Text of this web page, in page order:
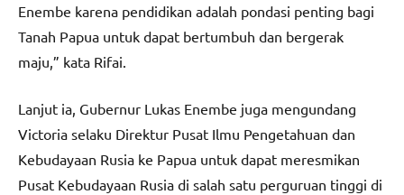
Enembe karena pendidikan adalah pondasi penting bagi
Tanah Papua untuk dapat bertumbuh dan bergerak
maju,” kata Rifai.
Lanjut ia, Gubernur Lukas Enembe juga mengundang
Victoria selaku Direktur Pusat Ilmu Pengetahuan dan
Kebudayaan Rusia ke Papua untuk dapat meresmikan
Pusat Kebudayaan Rusia di salah satu perguruan tinggi di